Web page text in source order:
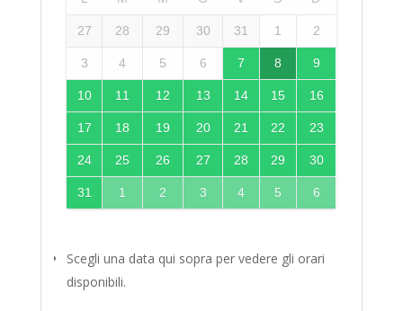
27 28 29 30 31 1 2
3 4 5 6 7 8 9
10 11 12 13 14 15 16
17 18 19 20 21 22 23
24 25 26 27 28 29 30
31 1 2 3 4 5 6
Scegli una data qui sopra per vedere gli orari
disponibili.